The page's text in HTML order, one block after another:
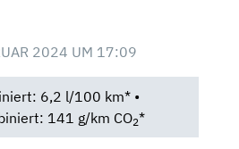
2024 UM 17:09
6,2 l/100 km* •
141 g/km CO2*